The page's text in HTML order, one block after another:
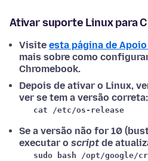
Ativar suporte Linux para
Visite esta página de
mais sobre como
Chromebook.
Depois de ativar o Linux,
ver se tem a versão correta:
cat /etc/os-release
Se a versão não for 10
executar o script de
sudo bash /opt/google/